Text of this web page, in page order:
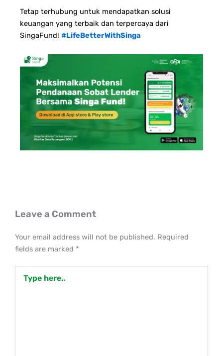
Tetap terhubung untuk mendapatkan solusi
keuangan yang terbaik dan terpercaya dari
SingaFund! #LifeBetterWithSinga
Leave a Comment
Your email address will not be published. Required
fields are marked *
here..